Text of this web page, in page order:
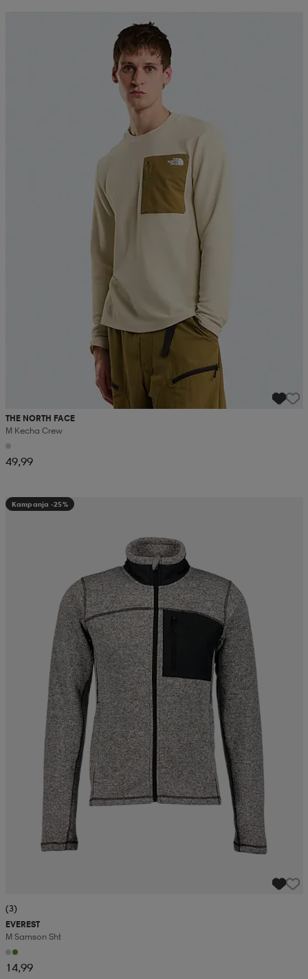
THE NORTH FACE
M Kecha Crew
49,99
Kampanja -25%
(3)
EVEREST
M Samson Sht
14,99